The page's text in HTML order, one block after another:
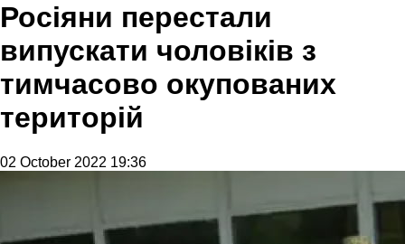
Росіяни перестали
випускати чоловіків з
тимчасово окупованих
територій
02 October 2022 19:36